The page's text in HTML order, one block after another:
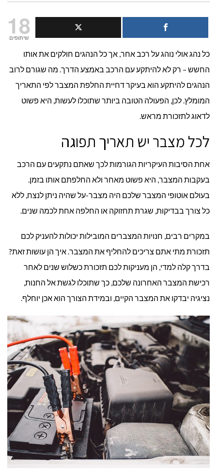
להיתקע
18
שיתופים
כל נהג אולי נוהג על רכב אחר, אך כל הנהגים חולקים את אותו
החשש – רק לא להיתקע עם הרכב באמצע הדרך. מה שגורם לרוב
הנהגים להיתקע הוא בעיקר דחיית החלפת המצבר לפי התאריך
המומלץ. לכן, הפעולה הטובה ביותר שתוכלו לעשות, היא פשוט
לדאוג לתזכורת מראש.
לכל מצבר יש תאריך תפוגה
אחת הסיבות העיקריות הגורמות לכך שאתם נתקעים עם הרכב
בעקבות המצבר, היא פשוט מאחר ולא החלפתם אותו בזמן.
בעולם אוטופי המצבר שלכם היה מצבר-על שהיה ניתן לנצח, ללא
כל צורך בבדיקות, שגרת תחזוקה או החלפה אחת לכמה שנים.
במקרים רבים, חנויות המצברים המובילות יכולות להעניק לכם
תזכורת מתי אתם צריכים להחליף את המצבר. איך הן עושות זאת?
בדרך קלה למדי, הן מעניקות לכם תזכורת כשלוש שנים לאחר
רכישת המצבר האחרונה שלכם, כך שתוכלו לגשת אל החנות,
נציגיה יבדקו את המצבר הקיים, ובמידת הצורך הוא אכן יוחלף.